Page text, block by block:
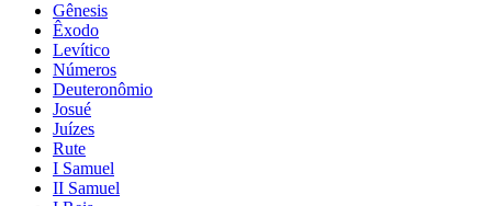
Gênesis
Êxodo
Levítico
Números
Deuteronômio
Josué
Juízes
Rute
I Samuel
II Samuel